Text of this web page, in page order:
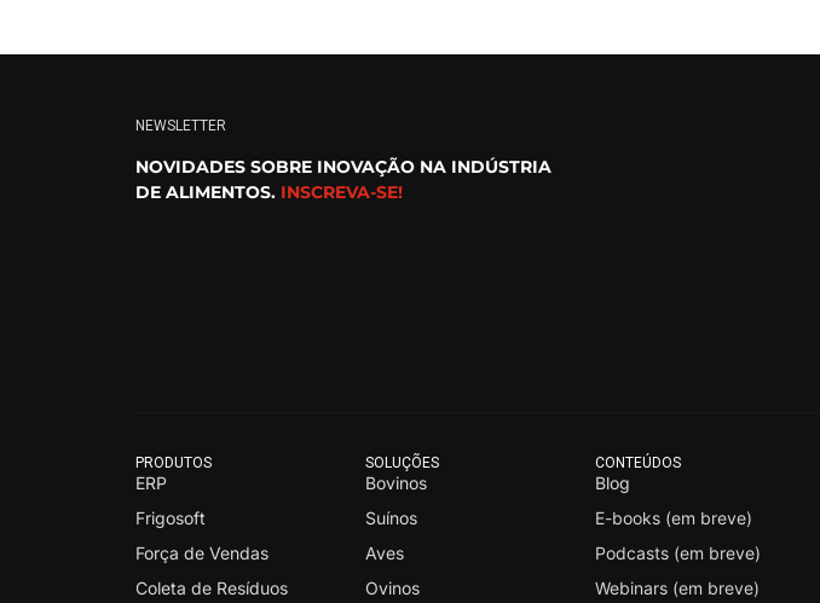
NEWSLETTER
NOVIDADES SOBRE INOVAÇÃO NA INDÚSTRIA
DE ALIMENTOS. INSCREVA-SE!
PRODUTOS
ERP
Frigosoft
Força de Vendas
Coleta de Resíduos
SOLUÇÕES
Bovinos
Suínos
Aves
Ovinos
CONTEÚDOS
Blog
E-books (em breve)
Podcasts (em breve)
Webinars (em breve)